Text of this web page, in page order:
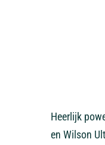
Heerlijk
en Wilson